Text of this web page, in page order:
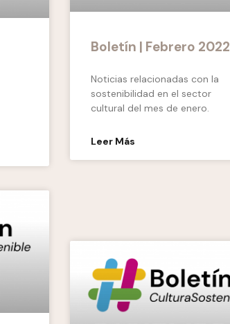
Boletín | Febrero 2022
Noticias relacionadas con la
sostenibilidad en el sector
cultural del mes de enero.
Leer Más